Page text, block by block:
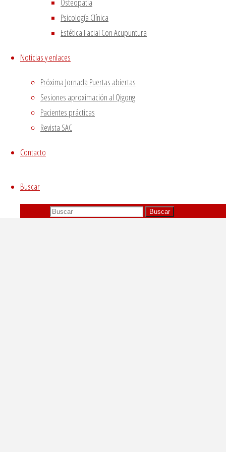
Psicología Clínica
Estética Facial Con Acupuntura
Noticias y enlaces
Próxima Jornada Puertas abiertas
Sesiones aproximación al Qigong
Pacientes prácticas
Revista SAC
Contacto
Buscar
Buscar
these cookies on your website.
GUARDAR Y ACEPTAR